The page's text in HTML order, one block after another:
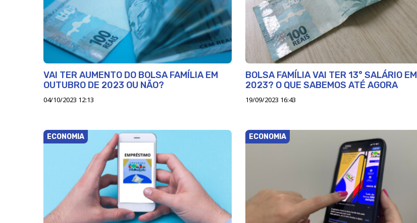
VAI TER AUMENTO DO BOLSA FAMÍLIA EM
OUTUBRO DE 2023 OU NÃO?
04/10/2023 12:13
BOLSA FAMÍLIA VAI TER 13° SALÁRIO EM
2023? O QUE SABEMOS ATÉ AGORA
19/09/2023 16:43
ECONOMIA ECONOMIA